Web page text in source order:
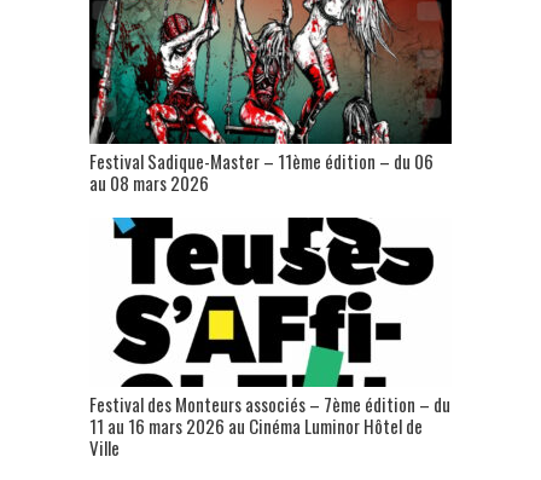
Festival Sadique-Master – 11ème édition – du 06
au 08 mars 2026
Festival des Monteurs associés – 7ème édition – du
11 au 16 mars 2026 au Cinéma Luminor Hôtel de
Ville